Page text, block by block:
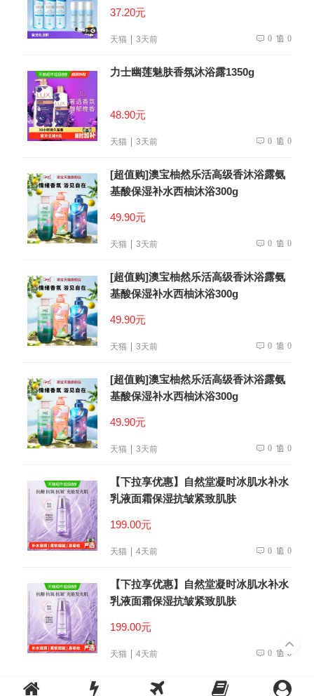
37.20元
天猫 3天前 0 0
力士幽莲魅肤香氛沐浴露1350g
48.90元
天猫 3天前 0 0
[超值购]澳宝柚然乐活高级香沐浴露氨
基酸保湿补水西柚沐浴300g
49.90元
天猫 3天前 0 0
[超值购]澳宝柚然乐活高级香沐浴露氨
基酸保湿补水西柚沐浴300g
49.90元
天猫 3天前 0 0
[超值购]澳宝柚然乐活高级香沐浴露氨
基酸保湿补水西柚沐浴300g
49.90元
天猫 3天前 0 0
【下拉享优惠】自然堂凝时冰肌水补水
乳液面霜保湿抗皱紧致肌肤
199.00元
天猫 4天前 0 0
【下拉享优惠】自然堂凝时冰肌水补水
乳液面霜保湿抗皱紧致肌肤
199.00元
天猫 4天前 0 0